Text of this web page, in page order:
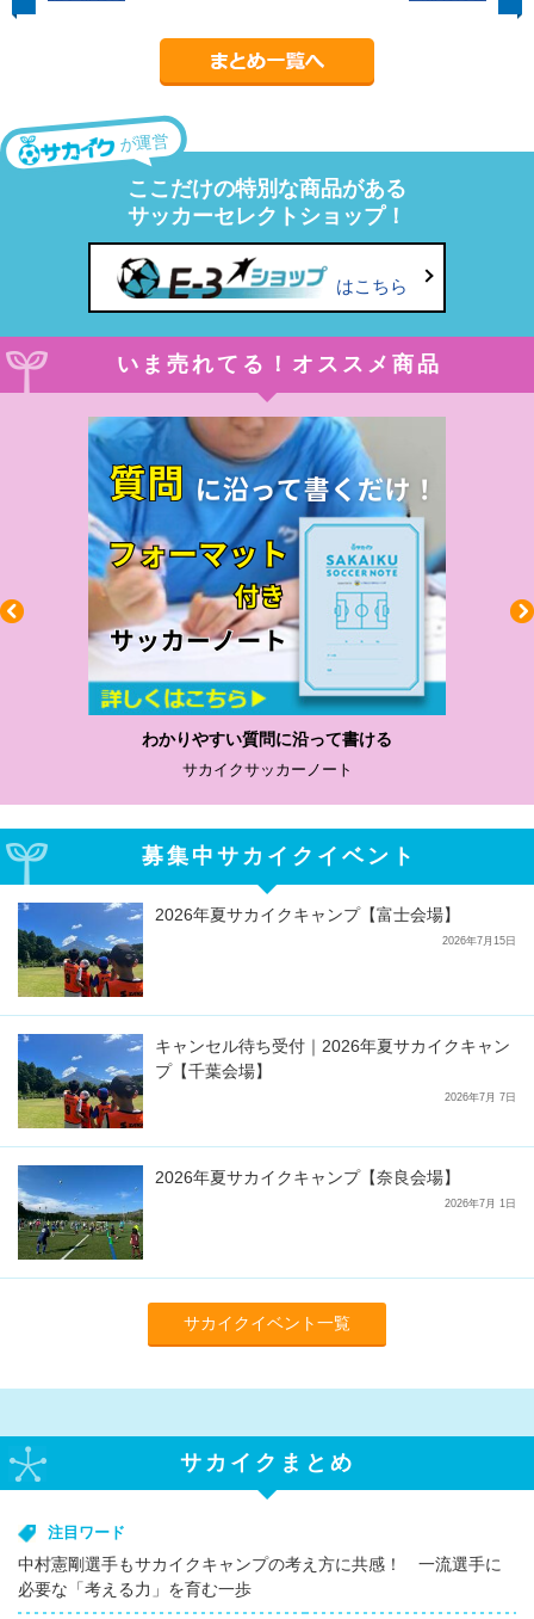
が運営
ここだけの特別な商品がある
サッカーセレクトショップ！
はこちら
いま売れてる！オススメ商品
わかりやすい質問に沿って書ける
サカイクサッカーノート
募集中サカイクイベント
2026年夏サカイクキャンプ【富士会場】
2026年7月15日
キャンセル待ち受付｜2026年夏サカイクキャン
プ【千葉会場】
2026年7月 7日
2026年夏サカイクキャンプ【奈良会場】
2026年7月 1日
サカイクイベント一覧
サカイクまとめ
注目ワード
中村憲剛選手もサカイクキャンプの考え方に共感！ 一流選手に
必要な「考える力」を育む一歩